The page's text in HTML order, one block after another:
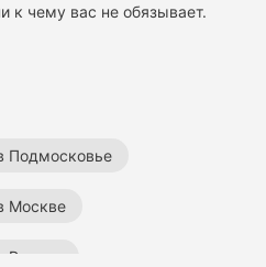
к чему вас не обязывает.
Подмосковье
Москве